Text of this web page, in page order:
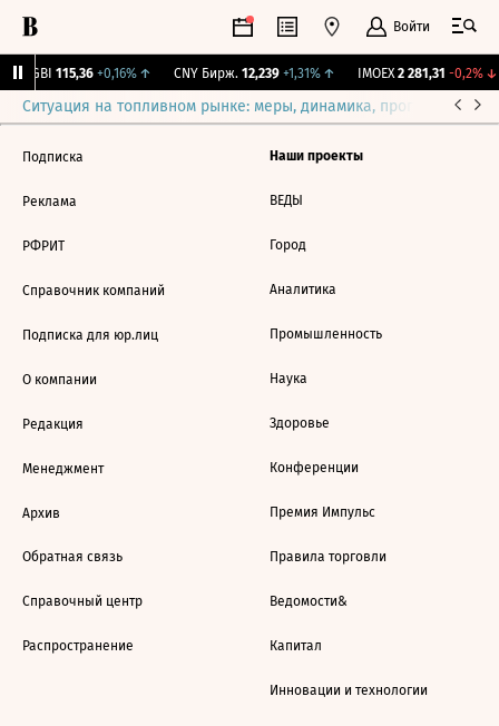
Войти
RGBI 115,36 +0,16%↑ CNY Бирж. 12,239 +1,31%↑ IMOEX 2 281,31 -0,2%↓
Ситуация на топливном рынке: меры, динамика, прогнозы
Подписка
Реклама
РФРИТ
Справочник компаний
Подписка для юр.лиц
О компании
Редакция
Менеджмент
Архив
Обратная связь
Справочный центр
Распространение
Наши проекты
ВЕДЫ
Город
Аналитика
Промышленность
Наука
Здоровье
Конференции
Премия Импульс
Правила торговли
Ведомости&
Капитал
Инновации и технологии